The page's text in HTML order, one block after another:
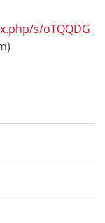
s/oTQQDG